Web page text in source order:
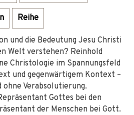
Reihe
und die Bedeutung Jesu Christi
Welt verstehen? Reinhold
Christologie im Spannungsfeld
und gegenwärtigem Kontext –
Verabsolutierung.
Gottes bei den
der Menschen bei Gott.